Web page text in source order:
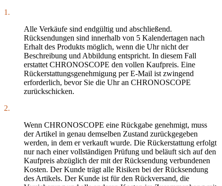
1.
Alle Verkäufe sind endgültig und abschließend.
Rücksendungen sind innerhalb von 5 Kalendertagen nach
Erhalt des Produkts möglich, wenn die Uhr nicht der
Beschreibung und Abbildung entspricht. In diesem Fall
erstattet CHRONOSCOPE den vollen Kaufpreis. Eine
Rückerstattungsgenehmigung per E-Mail ist zwingend
erforderlich, bevor Sie die Uhr an CHRONOSCOPE
zurückschicken.
2.
Wenn CHRONOSCOPE eine Rückgabe genehmigt, muss
der Artikel in genau demselben Zustand zurückgegeben
werden, in dem er verkauft wurde. Die Rückerstattung erfolgt
nur nach einer vollständigen Prüfung und beläuft sich auf den
Kaufpreis abzüglich der mit der Rücksendung verbundenen
Kosten. Der Kunde trägt alle Risiken bei der Rücksendung
des Artikels. Der Kunde ist für den Rückversand, die